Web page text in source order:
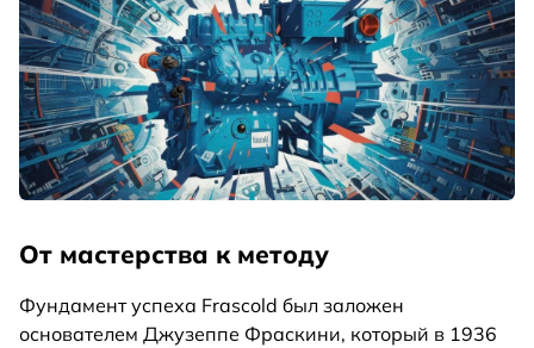
От мастерства к методу
Фундамент успеха Frascold был заложен
основателем Джузеппе Фраскини, который в 1936